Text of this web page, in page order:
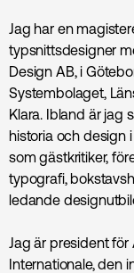
Jag har en
typsnittsdesigner
Design AB, i
Systembolaget,
Klara. Ibland är jag
historia och design i
som gästkritiker,
typografi,
ledande
Jag är president för
Internationale, den